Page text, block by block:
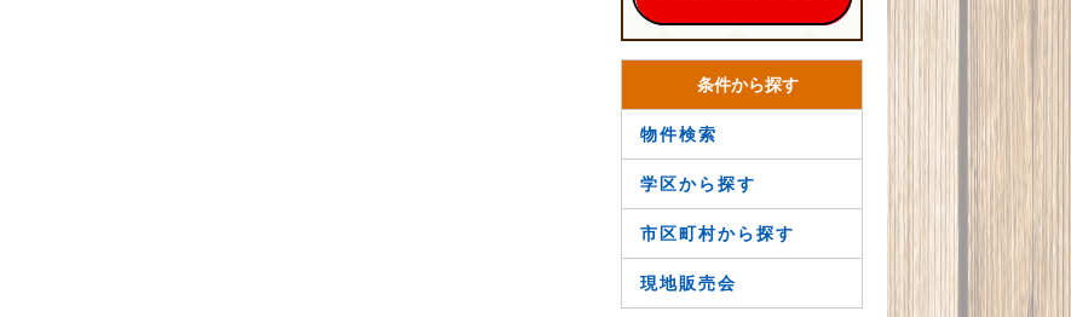
条件から探す
物件検索
学区から探す
市区町村から探す
現地販売会